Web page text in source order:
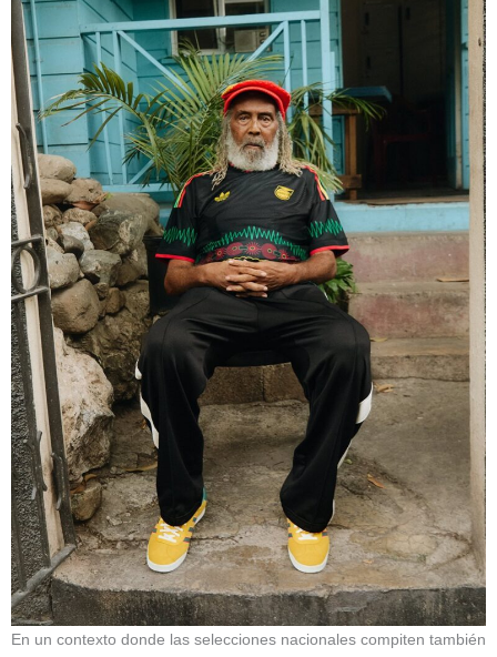
En un contexto donde las selecciones nacionales compiten también